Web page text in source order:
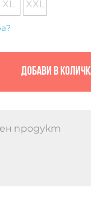
XL XXL
Добави в
продукт